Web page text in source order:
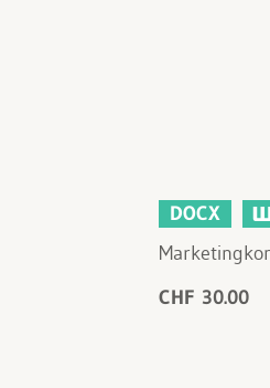
DOCX
CHF 30.00